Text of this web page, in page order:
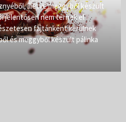
illetve meggyből készült
jelentősen nem térnek el
fajtánként kerülnek
és meggyből készült pálinka